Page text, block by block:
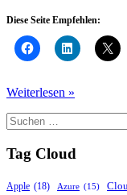
Diese Seite Empfehlen:
HDR
–
Ratcliff
Weiterlesen »
Suchen
nach:
Tag Cloud
Apple (18) Azure (15)